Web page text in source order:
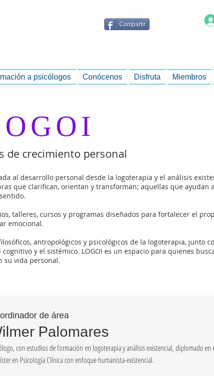
Compartir
a psicólogos Conócenos Disfruta Miembros
de crecimiento personal
al desarrollo personal desde la logoterapia y el análisis
que clarifican, orientan y transforman; aquellas que ayudan a
talleres, cursos y programas diseñados para fortalecer el
emocional.
antropológicos y psicológicos de la logoterapia, junto
y el sistémico. LOGOI es un espacio para quienes
su vida personal.
de área
Palomares
con estudios de formación en logoterapia y análisis existencial, diplomado
en Psicología Clínica con enfoque humanista-existencial.